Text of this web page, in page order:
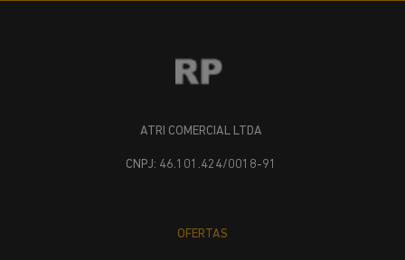
ATRI COMERCIAL LTDA
CNPJ: 46.101.424/0018-91
OFERTAS